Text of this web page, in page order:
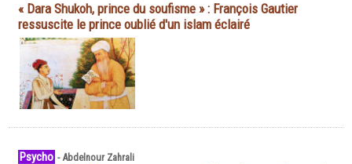
« Dara Shukoh, prince du soufisme » : François Gautier
ressuscite le prince oublié d'un islam éclairé
Psycho -Abdelnour Zahrali